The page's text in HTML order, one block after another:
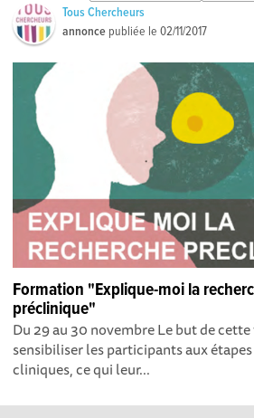
Tous Chercheurs
annonce publiée le02/11/2017
Formation "Explique-moi la
préclinique"
Du 29 au 30 novembre Le but de
sensibiliser les participants aux
cliniques, ce qui leur...